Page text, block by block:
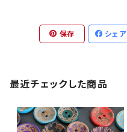
保存 シェア
最近チェックした商品